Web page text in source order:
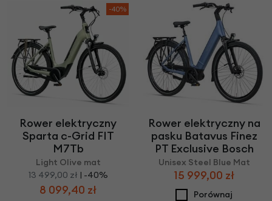
-40%
Rower elektryczny
Sparta c-Grid FIT
M7Tb
Light Olive mat
13 499,00 zł | -40%
8 099,40 zł
Rower elektryczny na
pasku Batavus Finez
PT Exclusive Bosch
Unisex Steel Blue Mat
15 999,00 zł
Porównaj